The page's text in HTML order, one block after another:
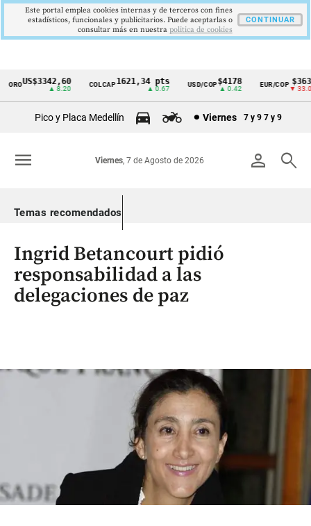
Cintillo
Colombia
US$3342,60
▲ 8.20
COLCAP1621,34 pts
▲ 0.67
USD/COP$4178
▲ 0.42
EUR/COP $3639
▼ 33.00
Pico y Placa Medellín Viernes 7 y 9 7 y 9
person search
Viernes, 7 de Agosto de 2026
menu
Temas recomendados
Ingrid Betancourt pidió
responsabilidad a las
delegaciones de paz
Este portal emplea cookies internas y de terceros con fines
estadísticos, funcionales y publicitarios. Puede aceptarlas o
consultar más en nuestra politica de cookies
CONTINUAR